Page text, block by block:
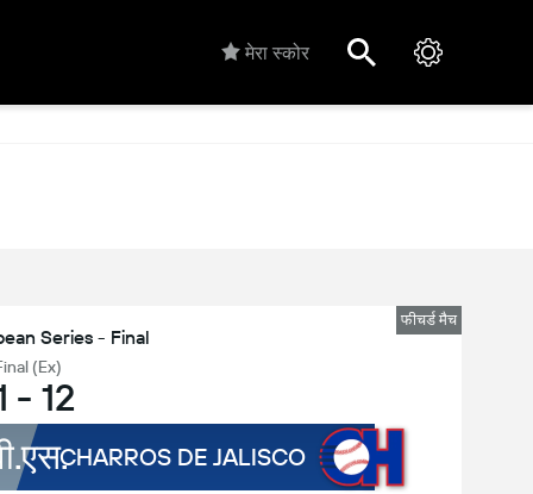
मेरा स्कोर
फीचर्ड मैच
Series - Final
(Ex)
- 12
CHARROS DE JALISCO